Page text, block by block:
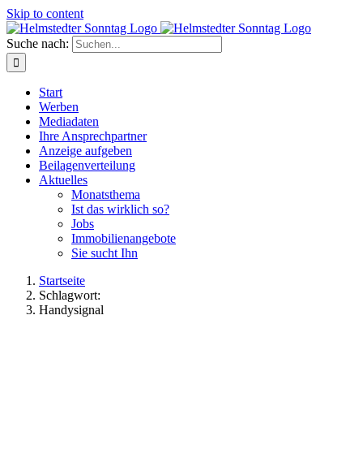
Skip to content
Suche nach:
Start
Werben
Mediadaten
Ihre Ansprechpartner
Anzeige aufgeben
Beilagenverteilung
Aktuelles
Monatsthema
Ist das wirklich so?
Jobs
Immobilienangebote
Sie sucht Ihn
Startseite
Schlagwort:
Handysignal